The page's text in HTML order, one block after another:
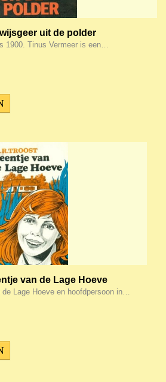
uit de polder
1900. Tinus Vermeer is een…
van de Lage Hoeve
de Lage Hoeve en hoofdpersoon in…